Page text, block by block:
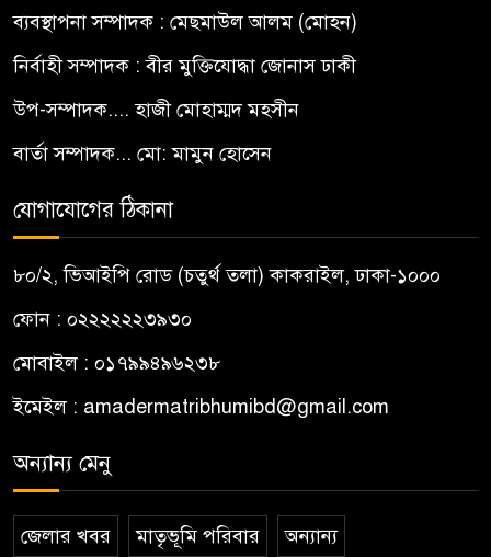
ব্যবস্থাপনা সম্পাদক : মেছমাউল আলম (মোহন)
নির্বাহী সম্পাদক : বীর মুক্তিযোদ্ধা জোনাস ঢাকী
উপ-সম্পাদক.... হাজী মোহাম্মদ মহসীন
বার্তা সম্পাদক... মো: মামুন হোসেন
যোগাযোগের ঠিকানা
৮০/২, ভিআইপি রোড (চতুর্থ তলা) কাকরাইল, ঢাকা-১০০০
ফোন : ০২২২২২২৩৯৩০
মোবাইল : ০১৭৯৯৪৯৬২৩৮
ইমেইল : amadermatribhumibd@gmail.com
অন্যান্য মেনু
জেলার খবর মাতৃভূমি পরিবার অন্যান্য